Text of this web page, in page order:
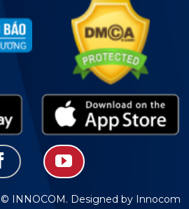
INNOCOM. Designed by Innocom